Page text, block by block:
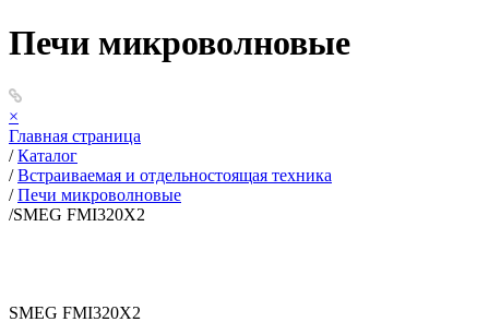
Печи микроволновые
×
Главная страница
/ Каталог
/ Встраиваемая и отдельностоящая техника
/ Печи микроволновые
/SMEG FMI320X2
SMEG FMI320X2